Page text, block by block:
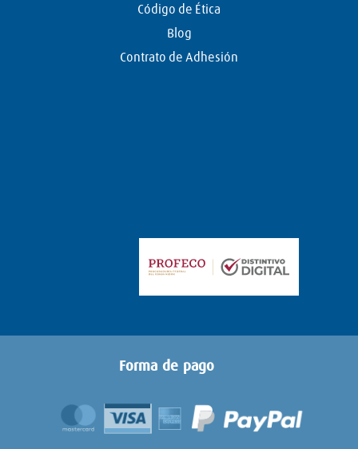
Código de Ética
Blog
Contrato de Adhesión
Forma de pago